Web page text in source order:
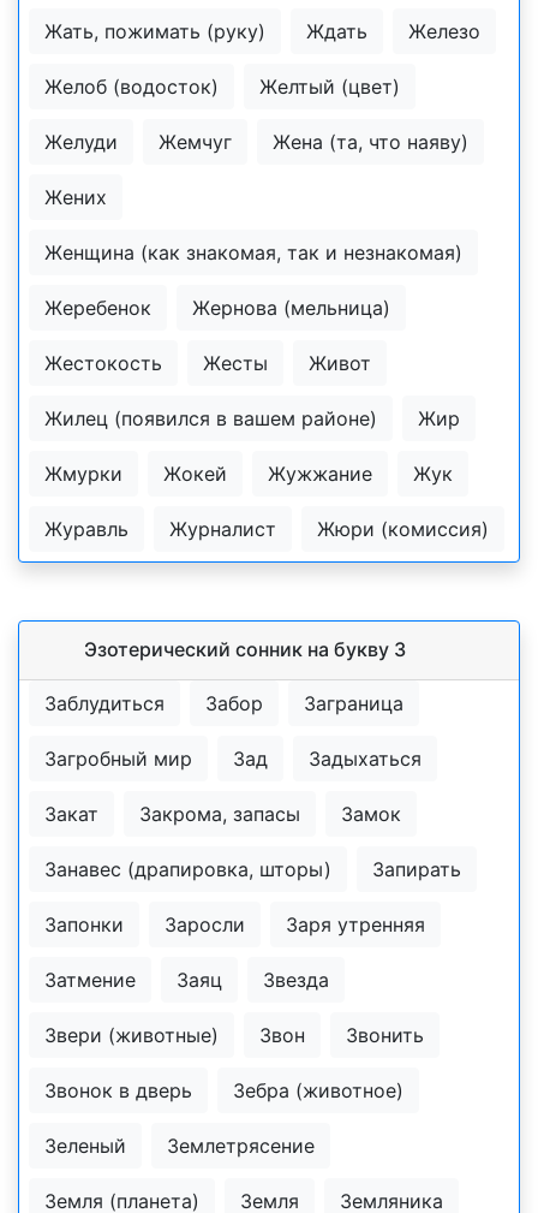
Жать, пожимать (руку) Ждать Железо
Желоб (водосток) Желтый (цвет)
Желуди Жемчуг Жена (та, что наяву)
Жених
Женщина (как знакомая, так и незнакомая)
Жеребенок Жернова (мельница)
Жестокость Жесты Живот
Жилец (появился в вашем районе) Жир
Жмурки Жокей Жужжание Жук
Журавль Журналист Жюри (комиссия)
Эзотерический cонник на букву З
Заблудиться Забор Заграница
Загробный мир Зад Задыхаться
Закат Закрома, запасы Замок
Занавес (драпировка, шторы) Запирать
Запонки Заросли Заря утренняя
Затмение Заяц Звезда
Звери (животные) Звон Звонить
Звонок в дверь Зебра (животное)
Зеленый Землетрясение
Земля (планета) Земля Земляника